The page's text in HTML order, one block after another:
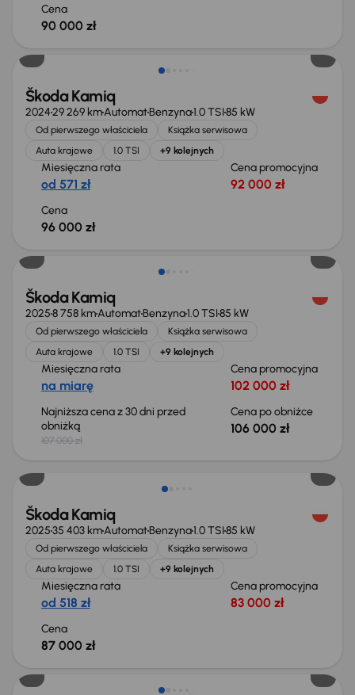
Cena
90 000 zł
Škoda Kamiq
202429 269 kmAutomatBenzyna1.0 TSI85 kW
Od pierwszego właściciela
Książka serwisowa
Auta krajowe
1.0 TSI +9 kolejnych
Miesięczna rata
od 571 zł
Cena promocyjna
92 000 zł
Cena
96 000 zł
Taniej o 1 000 zł
Škoda Kamiq
20258 758 kmAutomatBenzyna1.0 TSI85 kW
Od pierwszego właściciela
Książka serwisowa
Auta krajowe
1.0 TSI +9 kolejnych
Miesięczna rata
na miarę
Cena promocyjna
102 000 zł
Najniższa cena z 30 dni przed
obniżką
107 000 zł
Cena po obniżce
106 000 zł
Škoda Kamiq
202535 403 kmAutomatBenzyna1.0 TSI85 kW
Od pierwszego właściciela
Książka serwisowa
Auta krajowe
1.0 TSI +9 kolejnych
Miesięczna rata
od 518 zł
Cena promocyjna
83 000 zł
Cena
87 000 zł
Taniej o 1 000 zł